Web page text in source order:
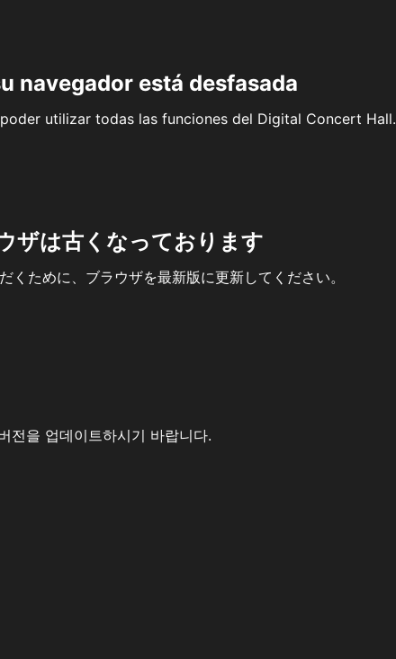
navegador está desfasada
utilizar todas las funciones del Digital Concert Hall.
ザは古くなっております
ために、ブラウザを最新版に更新してください。
전을 업데이트하시기 바랍니다.